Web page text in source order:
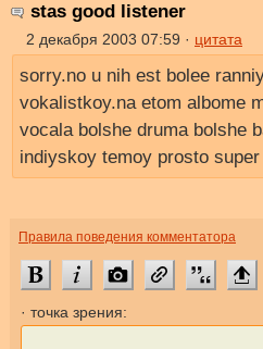
stas good listener
2 декабря 2003 07:59 · цитата
sorry.no u nih est bolee
vokalistkoy.na etom albome
vocala bolshe druma bolshe
indiyskoy temoy prosto super
Правила поведения комментатора
· точка зрения: